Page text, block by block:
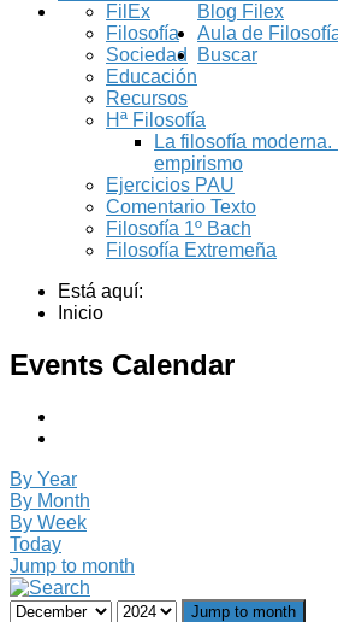
Blog Filex
FilEx
Filosofía
Sociedad
Educación
Recursos
Aula de
Hª Filosofía
La filosofía
empirismo
Ejercicios PAU
Comentario Texto
Filosofía 1º Bach
Filosofía Extremeña
Buscar
Está aquí:
Inicio
Events Calendar
By Year
By Month
By Week
Today
Jump to month
Jump to month